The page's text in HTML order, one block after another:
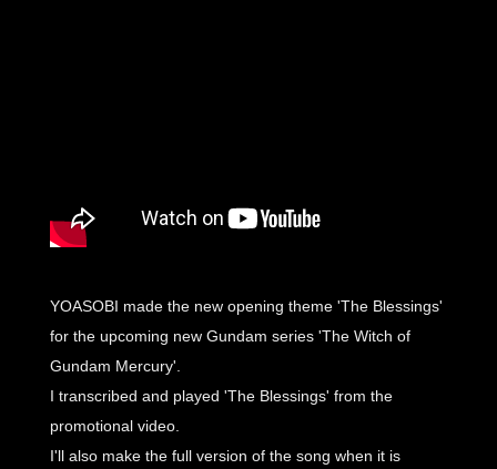
YOASOBI made the new opening theme 'The Blessings'
for the upcoming new Gundam series 'The Witch of
Gundam Mercury'.
I transcribed and played 'The Blessings' from the
promotional video.
I'll also make the full version of the song when it is